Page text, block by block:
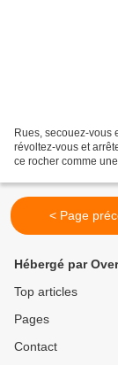
Rues, secouez-vous
révoltez-vous et
ce rocher comme
< Page
Hébergé par
Top articles
Pages
Contact